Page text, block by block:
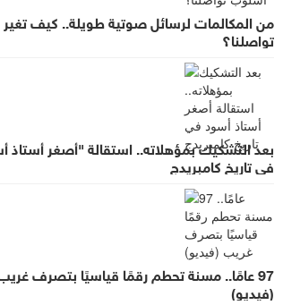
من المكالمات لرسائل صوتية طويلة.. كيف
تواصلنا؟
بعد التشكيك بمؤهلاته.. استقالة "أصغر أستاذ
في تاريخ كامبريدج
97 عامًا.. مسنة تحطم رقمًا قياسيًا بتصرف
(فيديو)